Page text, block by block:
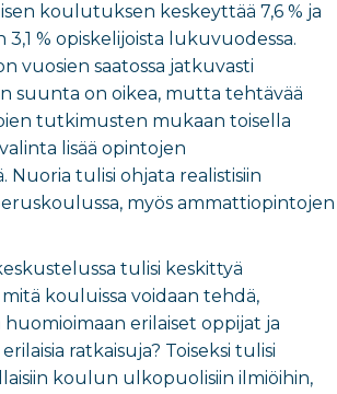
koulutuksen keskeyttää 7,6 % ja
% opiskelijoista lukuvuodessa.
vuosien saatossa jatkuvasti
suunta on oikea, mutta tehtävää
tutkimusten mukaan toisella
lisää opintojen
Nuoria tulisi ohjata realistisiin
myös ammattiopintojen
tulisi keskittyä
kouluissa voidaan tehdä,
erilaiset oppijat ja
ratkaisuja? Toiseksi tulisi
koulun ulkopuolisiin ilmiöihin,